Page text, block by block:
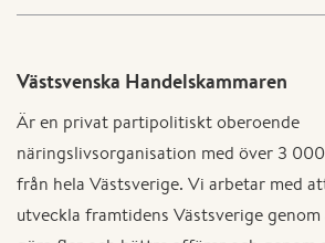
Västsvenska Handelskammaren
Är en privat partipolitiskt oberoende
näringslivsorganisation med över 3
från hela Västsverige. Vi arbetar med
utveckla framtidens Västsverige